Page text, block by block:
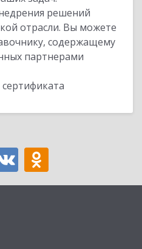
решений
отрасли. Вы можете
содержащему
партнерами